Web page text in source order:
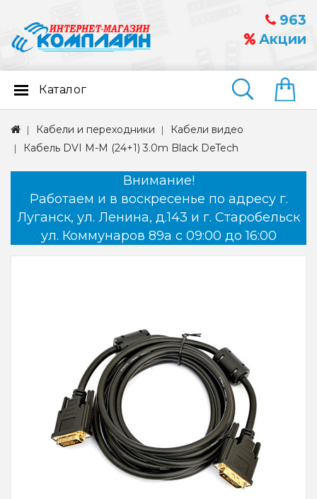
963
Акции
Найти
Каталог
Кабели и переходники
Кабели видео
Кабель DVI M-M (24+1) 3.0m Black DeTech
Внимание!
Работаем и в воскресенье по адресу г.
Луганск, ул. Ленина, д.143 и г. Старобельск
ул. Коммунаров 89а с 09:00 до 16:00